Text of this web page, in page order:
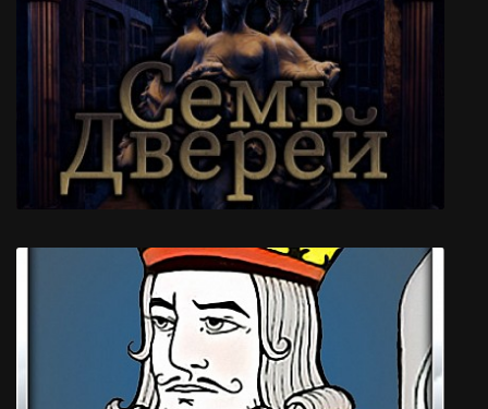
Prospekt
Seven Doors